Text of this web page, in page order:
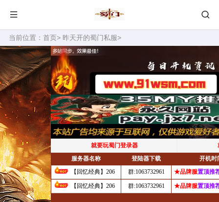
当前位置： 首页> 昨天开的蜀门私服>